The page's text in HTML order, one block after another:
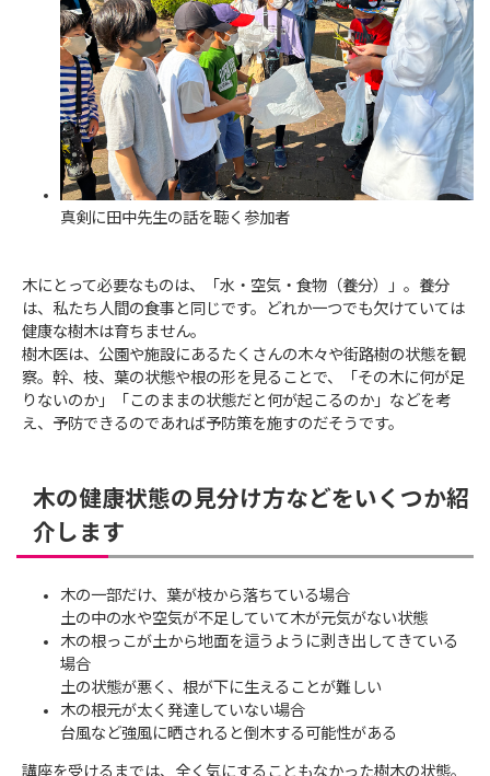
真剣に田中先生の話を聴く参加者
木にとって必要なものは、「水・空気・食物（養分）」。養分
は、私たち人間の食事と同じです。どれか一つでも欠けていては
健康な樹木は育ちません。
樹木医は、公園や施設にあるたくさんの木々や街路樹の状態を観
察。幹、枝、葉の状態や根の形を見ることで、「その木に何が足
りないのか」「このままの状態だと何が起こるのか」などを考
え、予防できるのであれば予防策を施すのだそうです。
木の健康状態の見分け方などをいくつか紹
介します
木の一部だけ、葉が枝から落ちている場合
土の中の水や空気が不足していて木が元気がない状態
木の根っこが土から地面を這うように剥き出してきている
場合
土の状態が悪く、根が下に生えることが難しい
木の根元が太く発達していない場合
台風など強風に晒されると倒木する可能性がある